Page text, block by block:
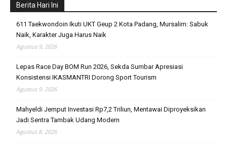
Berita Hari Ini
611 Taekwondoin Ikuti UKT Geup 2 Kota Padang, Mursalim: Sabuk
Naik, Karakter Juga Harus Naik
Agustus 9, 2026
Lepas Race Day BOM Run 2026, Sekda Sumbar Apresiasi
Konsistensi IKASMANTRI Dorong Sport Tourism
Agustus 9, 2026
Mahyeldi Jemput Investasi Rp7,2 Triliun, Mentawai Diproyeksikan
Jadi Sentra Tambak Udang Modern
Agustus 8, 2026